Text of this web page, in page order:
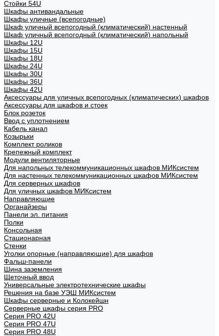
Стойки 54U
Шкафы антивандальные
Шкафы уличные (всепогодные)
Шкаф уличный всепогодный (климатический) настенный
Шкаф уличный всепогодный (климатический) напольный
Шкафы 12U
Шкафы 15U
Шкафы 18U
Шкафы 24U
Шкафы 30U
Шкафы 36U
Шкафы 42U
Аксессуары для уличных всепогодных (климатических) шкафов
Аксессуары для шкафов и стоек
Блок розеток
Ввод с уплотнением
Кабель канал
Козырьки
Комплект роликов
Крепежный комплект
Модули вентиляторные
Для напольных телекоммуникационных шкафов МИКсистем
Для настенных телекоммуникационных шкафов МИКсистем
Для серверных шкафов
Для уличных шкафов МИКсистем
Направляющие
Органайзеры
Панели эл. питания
Полки
Консольная
Стационарная
Стенки
Уголки опорные (направляющие) для шкафов
Фальш-панели
Шина заземления
Щеточный ввод
Универсальные электротехнические шкафы
Решения на базе УЭШ МИКсистем
Шкафы серверные и Колокейшн
Серверные шкафы серия PRO
Серия PRO 42U
Серия PRO 47U
Серия PRO 48U